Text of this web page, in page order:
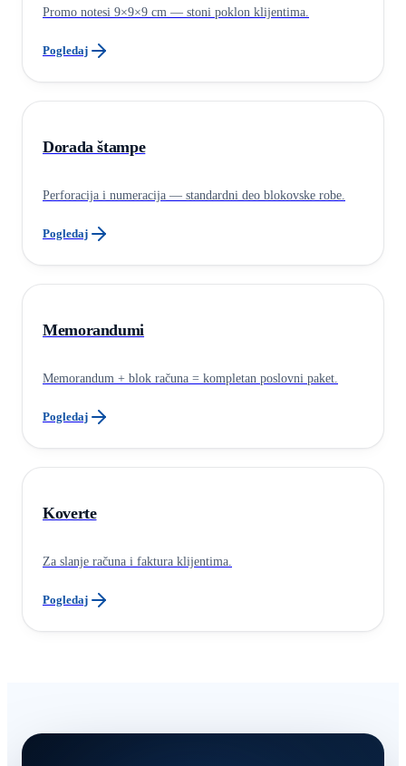
Promo notesi 9×9×9 cm — stoni poklon klijentima.
Pogledaj
Dorada štampe
Perforacija i numeracija — standardni deo blokovske robe.
Pogledaj
Memorandumi
Memorandum + blok računa = kompletan poslovni paket.
Pogledaj
Koverte
Za slanje računa i faktura klijentima.
Pogledaj